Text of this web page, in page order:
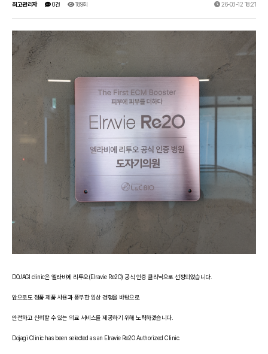
최고관리자 0건 189회 26-03-12 18:21
DOJAGI clinic은 엘라비에 리투오(Elravie Re2O) 공식 인증 클리닉으로 선정되었습니다.
앞으로도 정품 제품 사용과 풍부한 임상 경험을 바탕으로
안전하고 신뢰할 수 있는 의료 서비스를 제공하기 위해 노력하겠습니다.
Dojagi Clinic has been selected as an Elravie Re2O Authorized Clinic.